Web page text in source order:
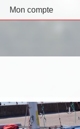
Mon compte